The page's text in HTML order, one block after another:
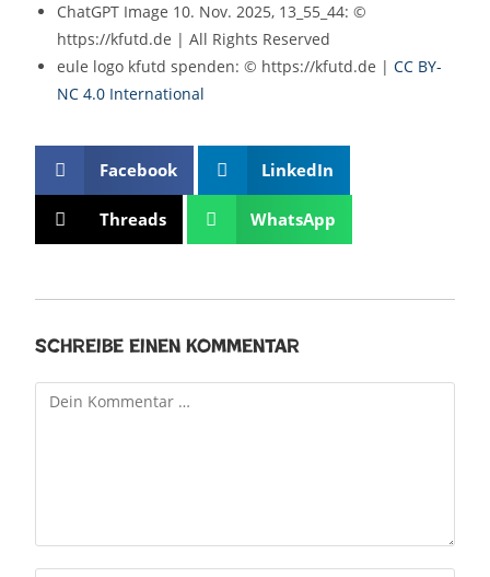
ChatGPT Image 10. Nov. 2025, 13_55_44: ©
https://kfutd.de | All Rights Reserved
eule logo kfutd spenden: © https://kfutd.de |CC BY-
NC 4.0 International
Facebook LinkedIn
Threads WhatsApp
Schreibe einen Kommentar